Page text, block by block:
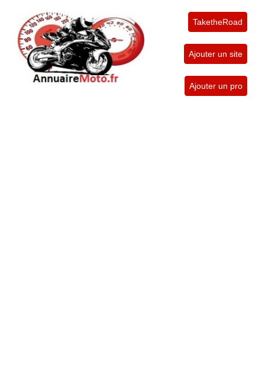
TaketheRoad
Ajouter un site
Ajouter un pro